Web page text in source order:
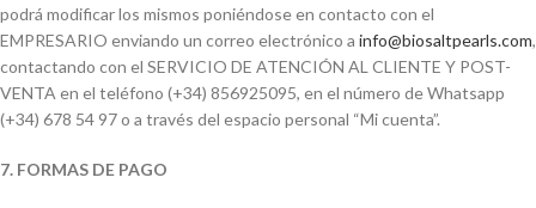
podrá modificar los mismos poniéndose en contacto con el
EMPRESARIO enviando un correo electrónico a info@biosaltpearls.com,
contactando con el SERVICIO DE ATENCIÓN AL CLIENTE Y POST-
VENTA en el teléfono (+34) 856925095, en el número de Whatsapp
(+34) 678 54 97 o a través del espacio personal “Mi cuenta”.
7. FORMAS DE PAGO